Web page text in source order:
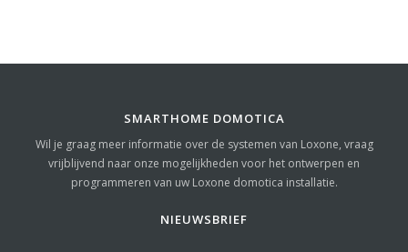
SMARTHOME DOMOTICA
Wil je graag meer informatie over de systemen van Loxone, vraag
vrijblijvend naar onze mogelijkheden voor het ontwerpen en
programmeren van uw Loxone domotica installatie.
NIEUWSBRIEF